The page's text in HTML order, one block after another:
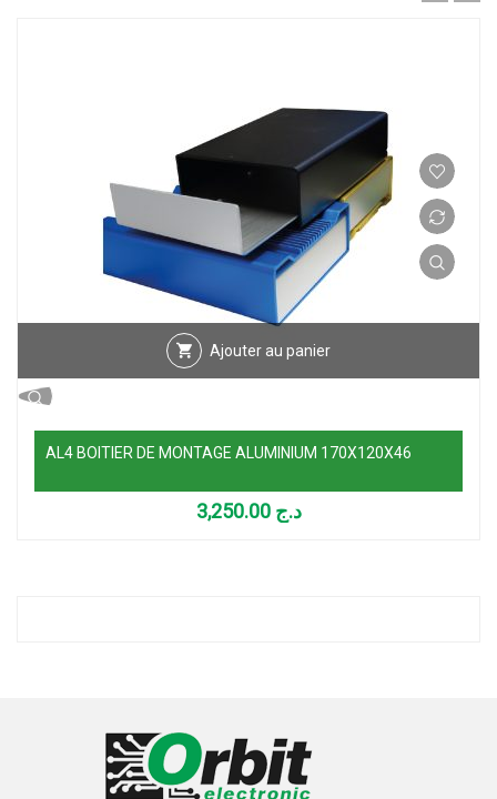
Ajouter au panier
AL4 BOITIER DE MONTAGE ALUMINIUM 170X120X46
د.ج 3,250.00